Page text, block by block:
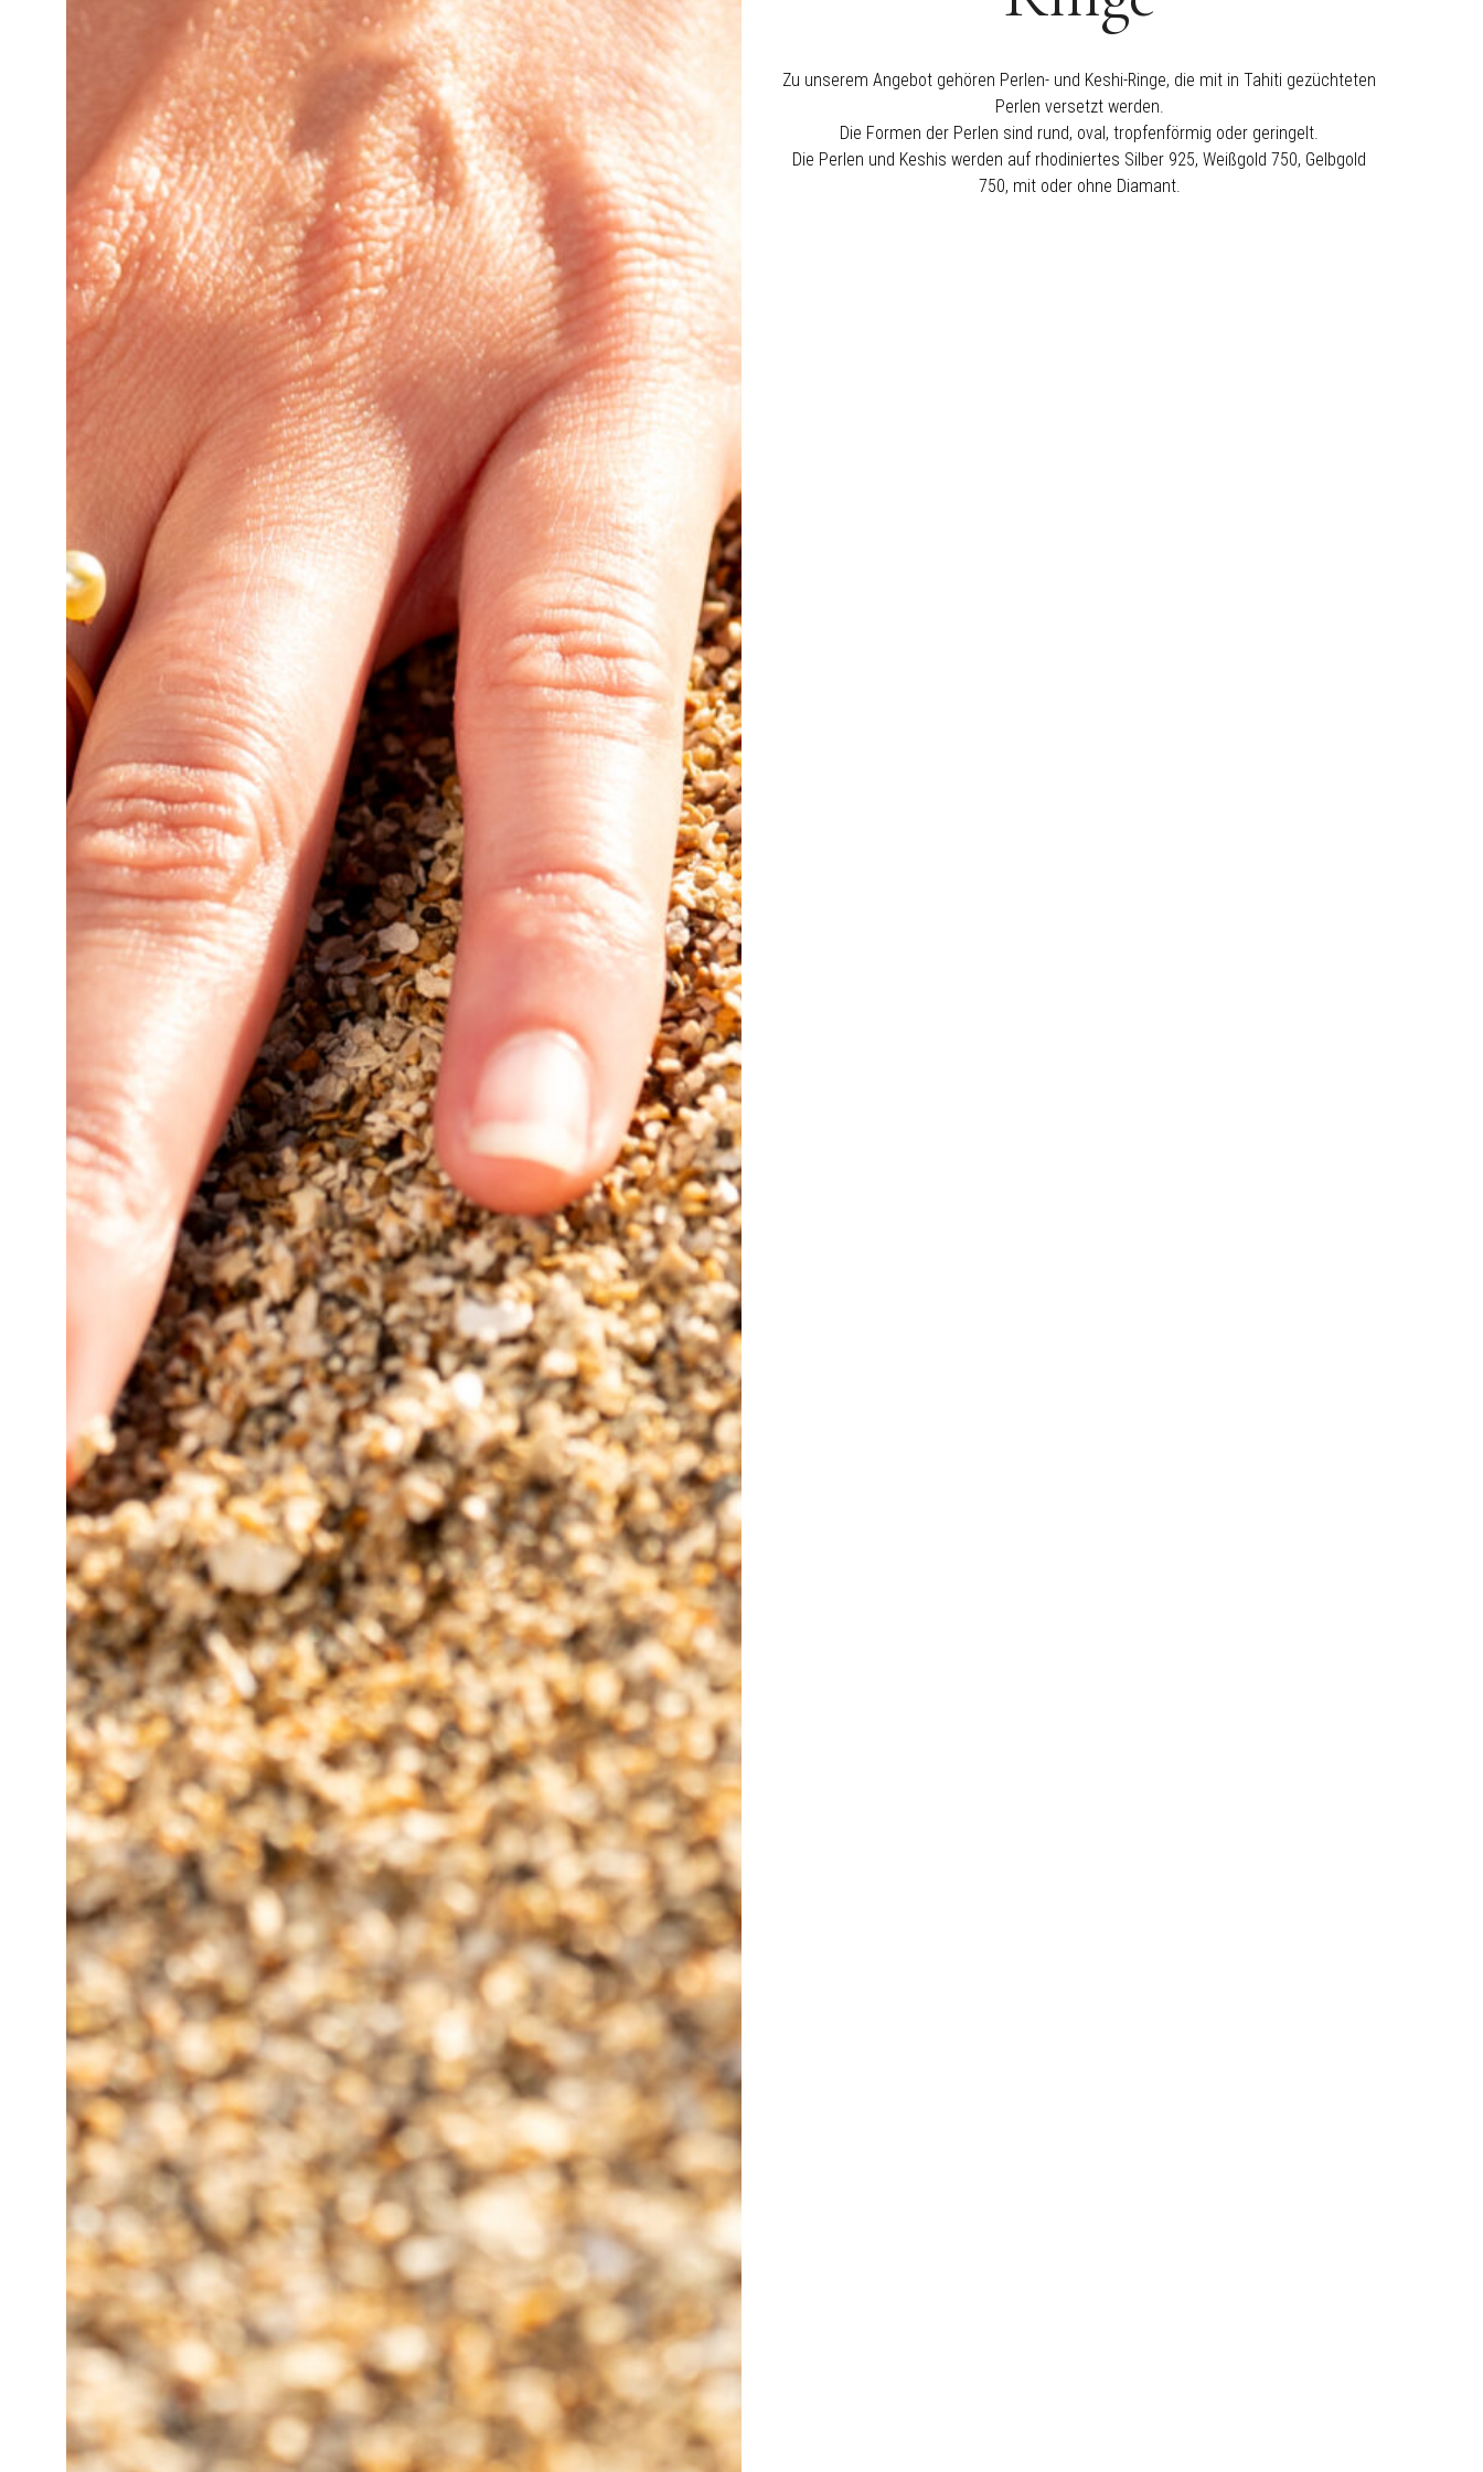
Zu unserem Angebot gehören Perlen- und Keshi-Ringe, die mit in Tahiti gezüchteten
Perlen versetzt werden.
Die Formen der Perlen sind rund, oval, tropfenförmig oder geringelt.
Die Perlen und Keshis werden auf rhodiniertes Silber 925, Weißgold 750, Gelbgold
750, mit oder ohne Diamant.